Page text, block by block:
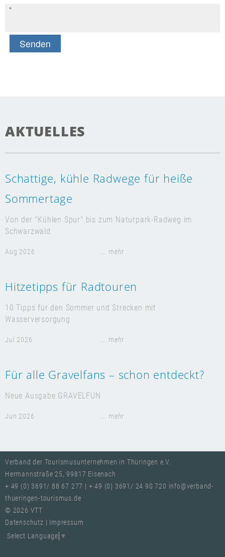
*
AKTUELLES
Schattige, kühle Radwege für heiße
Sommertage
Von der "Kühlen Spur" bis zum Naturpark-Radweg im
Schwarzwald
Aug 2026 ... mehr
Hitzetipps für Radtouren
10 Tipps für den Sommer und Strecken mit
Wasserversorgung
Jul 2026 ... mehr
Für alle Gravelfans – schon entdeckt?
Neue Ausgabe GRAVELFUN
Jun 2026 ... mehr
Verband der Tourismusunternehmen in Thüringen e.V.
Hermannstraße 25, 99817 Eisenach
+ 49 (0) 3691/ 88 67 277 | + 49 (0) 3691/ 24 90 720 info@verband-
thueringen-tourismus.de
© 2026 VTT
Datenschutz | Impressum
Select Language ▼